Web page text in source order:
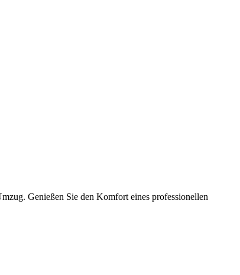
Genießen Sie den Komfort eines professionellen